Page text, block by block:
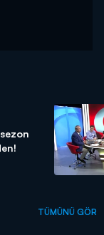
TÜMÜNÜ GÖR